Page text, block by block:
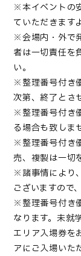
※本イベントの
ていただきます
※会場内・外で
者は一切責任を
い。
※整理番号付き
次第、終了とさ
※整理番号付き
る場合も致しま
※整理番号付き
売、複製は一切
※諸事情により
ございますので
※整理番号付き
なります。未就
エリア入場券を
アにご入場いた